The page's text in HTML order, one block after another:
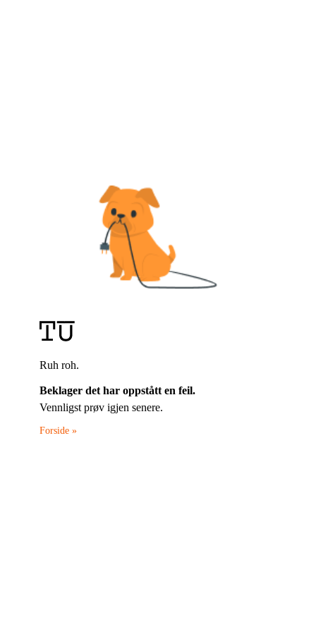
Ruh roh.
Beklager det har oppstått en feil.
Vennligst prøv igjen senere.
Forside »